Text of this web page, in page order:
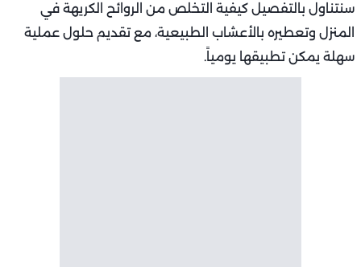
سنتناول بالتفصيل كيفية التخلص من الروائح الكريهة في
المنزل وتعطيره بالأعشاب الطبيعية، مع تقديم حلول عملية
سهلة يمكن تطبيقها يومياً.